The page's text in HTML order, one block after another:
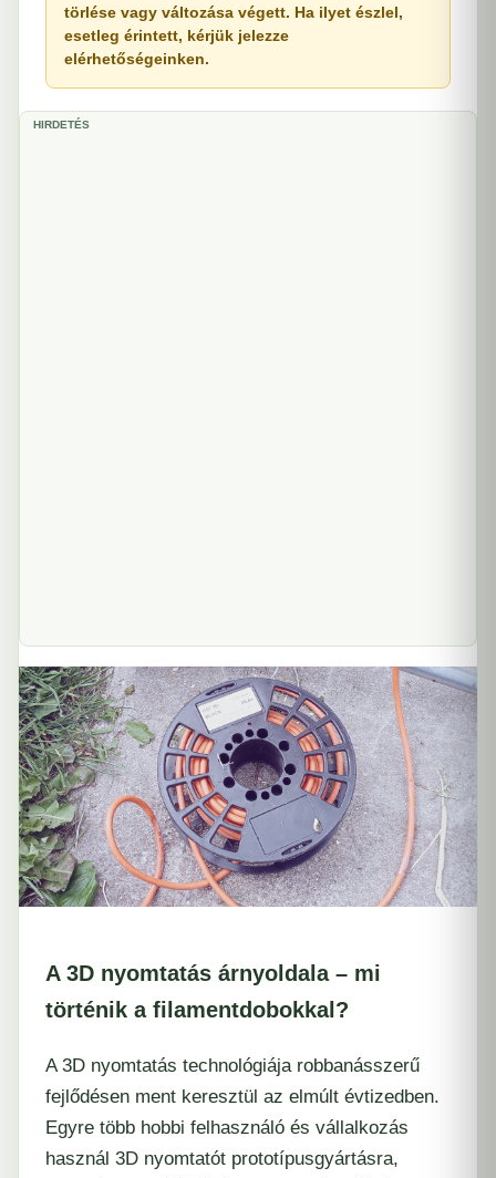
törlése vagy változása végett. Ha ilyet észlel,
esetleg érintett, kérjük jelezze
elérhetőségeinken.
HIRDETÉS
A 3D nyomtatás árnyoldala – mi
történik a filamentdobokkal?
A 3D nyomtatás technológiája robbanásszerű
fejlődésen ment keresztül az elmúlt évtizedben.
Egyre több hobbi felhasználó és vállalkozás
használ 3D nyomtatót prototípusgyártásra,